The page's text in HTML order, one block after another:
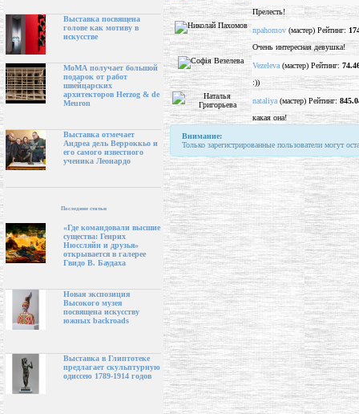
Выставка посвящена
голове как мотиву в
искусстве
МоМА получает большой
подарок от работ
швейцарских
архитекторов Herzog & de
Meuron
Выставка отмечает
Андреа дель Верроккьо и
его самого известного
ученика Леонардо
Последние статьи
«Где командовали высшие
существа: Генрих
Нюссляйн и друзья»
открывается в галерее
Гвидо В. Баудаха
Новая экспозиция
Высокого музея
посвящена искусству
южных backroads
Выставка в Глиптотеке
предлагает скульптурную
одиссею 1789-1914 годов
Прелесть!
npahomov (мастер) Рейтинг:
Очень интересная девушка!
Vezeleva (мастер) Рейтинг:
:))
nataliya (мастер) Рейтинг:
какая она!
Внимание:
Только зарегистрированные пользователи могут